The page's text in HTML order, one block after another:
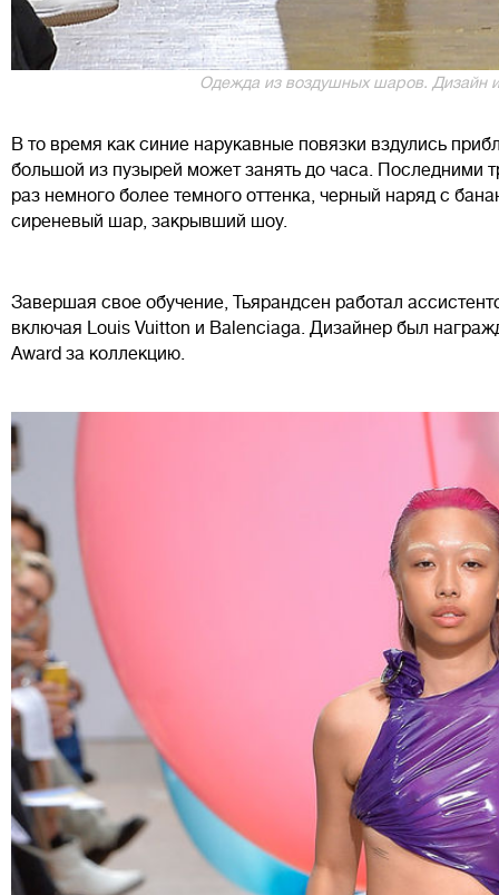
Одежда из воздушных шаров. Дизайн
В то время как синие нарукавные повязки вздулись
большой из пузырей может занять до часа. Последними
раз немного более темного оттенка, черный наряд с
сиреневый шар, закрывший шоу.
Завершая свое обучение, Тьярандсен работал
включая Louis Vuitton и Balenciaga. Дизайнер был
Award за коллекцию.